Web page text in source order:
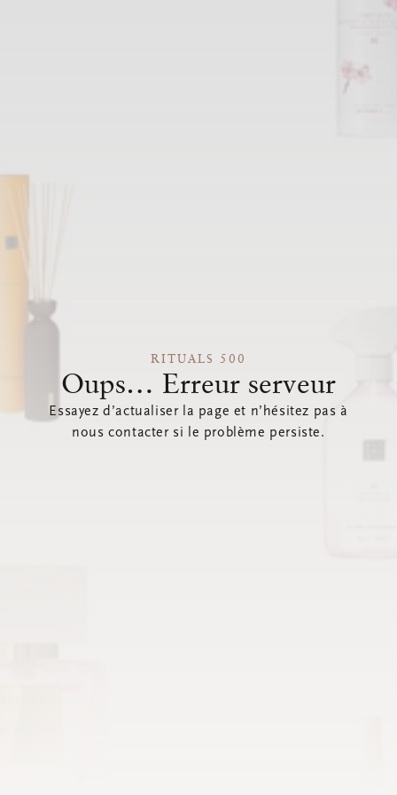
RITUALS 500
Oups… Erreur serveur
Essayez d’actualiser la page et n’hésitez pas à
nous contacter si le problème persiste.